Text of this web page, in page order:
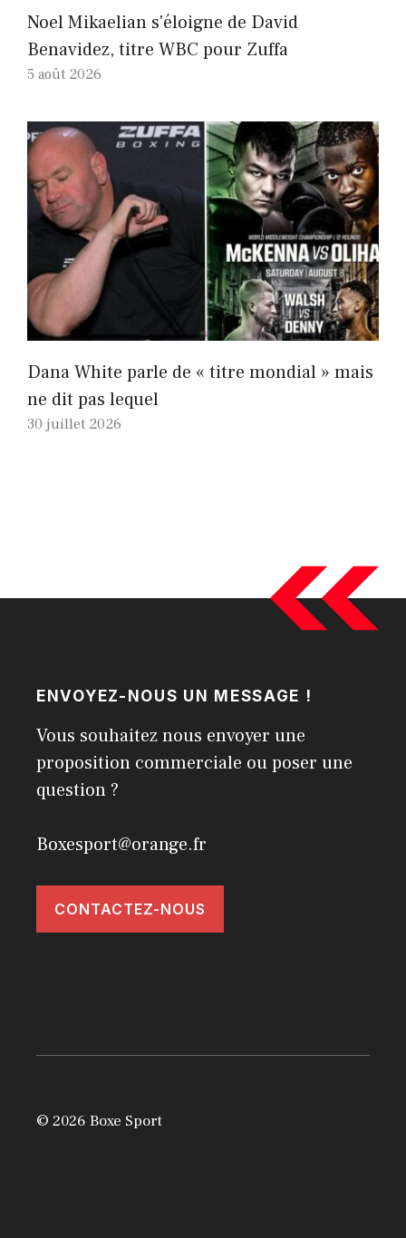
Noel Mikaelian s'éloigne de David
Benavidez, titre WBC pour Zuffa
5 août 2026
Dana White parle de « titre mondial » mais
ne dit pas lequel
30 juillet 2026
ENVOYEZ-NOUS UN MESSAGE !
Vous souhaitez nous envoyer une
proposition commerciale ou poser une
question ?
Boxesport@orange.fr
CONTACTEZ-NOUS
© 2026 Boxe Sport